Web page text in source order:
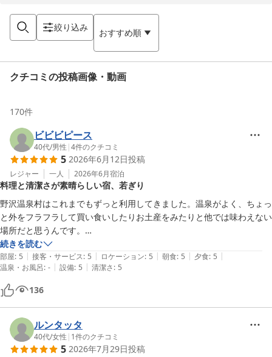
絞り込み おすすめ順
クチコミの投稿画像・動画
170件
ビビビピース
40代/男性 |4件のクチコミ
5 2026年6月12日投稿
レジャー 一人 2026年6月宿泊
料理と清潔さが素晴らしい宿、若ぎり
野沢温泉村はこれまでもずっと利用してきました。温泉がよく、ちょっ
と外をフラフラして買い食いしたりお土産をみたりと他では味わえない
場所だと思うんです。
その中でも、今回宿泊させてもらった若ぎり様は中心地に近く更に料理
店がやる民宿とのことで予約してみました。料金が安めなので期待して
いなかったのが正直な部分なのですが、料理が素晴らしいのは勿論です
が部屋も清潔であり、多少の古さは感じるものの落ち着く良い宿だと思
いました。
夏場はシャワーのみとのことですが、基本的には外湯が近くなので利用
する必要は感じません。逆に入湯税がかからないので自分としては有り
難いくらいです。
続きを読む
部屋: 5 | 接客・サービス: 5 | ロケーション: 5 | 朝食: 5 | 夕食: 5 |
温泉・お風呂: - | 設備: 5 | 清潔さ: 5
136
ルンタッタ
40代/女性 | 1件のクチコミ
5 2026年7月29日投稿